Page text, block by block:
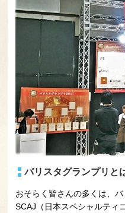
バリスタグランプリと
おそらく皆さんの多くは、バ
SCAJ（日本スペシャルティ